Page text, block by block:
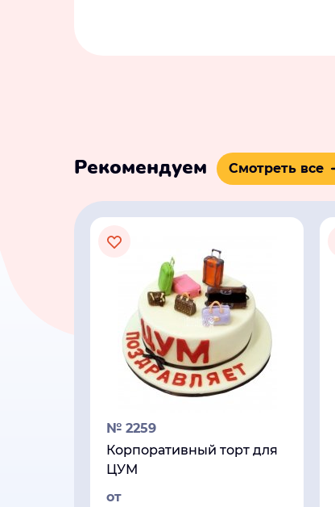
Рекомендуем Смотреть все
№ 2259
Корпоративный торт для
ЦУМ
от